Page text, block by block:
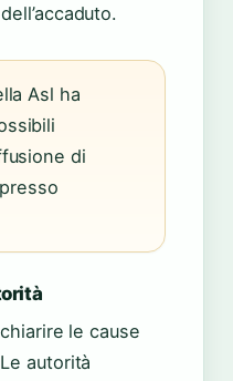
Asl ha
di
le cause
autorità